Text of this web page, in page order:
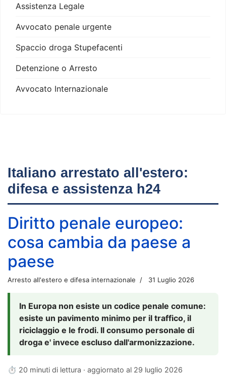
Assistenza Legale
Avvocato penale urgente
Spaccio droga Stupefacenti
Detenzione o Arresto
Avvocato Internazionale
Italiano arrestato all'estero:
difesa e assistenza h24
Diritto penale europeo:
cosa cambia da paese a
paese
Arresto all'estero e difesa internazionale 31 Luglio 2026
In Europa non esiste un codice penale comune:
esiste un pavimento minimo per il traffico, il
riciclaggio e le frodi. Il consumo personale di
droga e' invece escluso dall'armonizzazione.
⏱ 20 minuti di lettura · aggiornato al 29 luglio 2026